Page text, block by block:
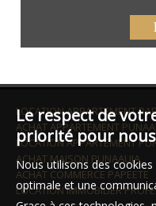
LOCATION APPARTEMENT
ACHAT APPARTEMENT
LOCATION APPARTEMENT
ACHAT MAISON PUNAAUIA
ACHAT COMMERCE PAPEETE
LOCATION IMMOBILIER
Le respect de
priorité pour nous
Nous utilisons des
optimale et une